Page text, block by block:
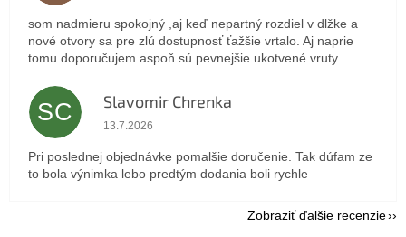
som nadmieru spokojný ,aj keď nepartný rozdiel v dlžke a
nové otvory sa pre zlú dostupnosť ťažšie vrtalo. Aj naprie
tomu doporučujem aspoň sú pevnejšie ukotvené vruty
SC Slavomir Chrenka
Hodnotenie obchodu je 5 z 5 hviezdičiek.
13.7.2026
Pri poslednej objednávke pomalšie doručenie. Tak dúfam ze
to bola výnimka lebo predtým dodania boli rychle
Zobraziť ďalšie recenzie